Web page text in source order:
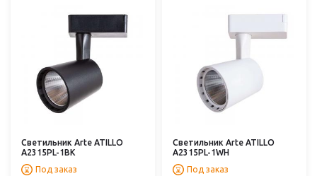
Светильник Arte ATILLO
A2315PL-1BK
Под заказ
Светильник Arte ATILLO
A2315PL-1WH
Под заказ